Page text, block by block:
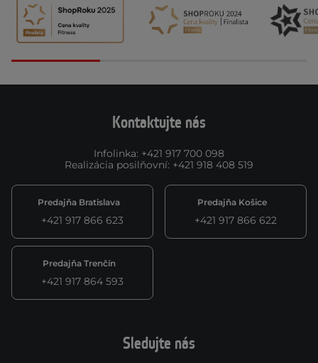
Kontaktujte nás
Infolinka: +421 917 700 098
Realizácia posilňovní: +421 918 408 519
Predajňa Bratislava
+421 917 866 623
Predajňa Košice
+421 917 866 622
Predajňa Trenčín
+421 917 864 593
Sledujte nás